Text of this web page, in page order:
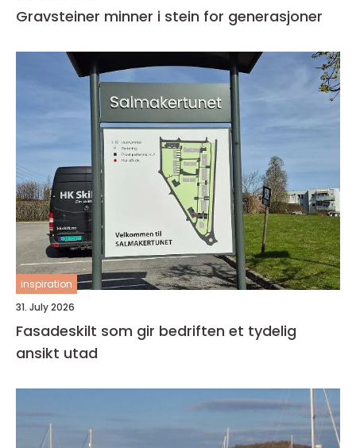
Gravsteiner minner i stein for generasjoner
inspiration
31. July 2026
Fasadeskilt som gir bedriften et tydelig
ansikt utad